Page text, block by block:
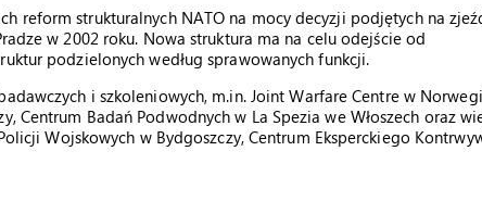
reform strukturalnych NATO na mocy decyzji podjętych na
w 2002 roku. Nowa struktura ma na celu odejście od
podzielonych według sprawowanych funkcji.
i szkoleniowych, m.in. Joint Warfare Centre w
Centrum Badań Podwodnych w La Spezia we Włoszech oraz
Wojskowych w Bydgoszczy, Centrum Eksperckiego